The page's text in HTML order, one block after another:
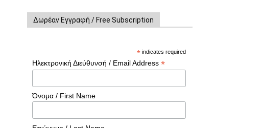
Δωρέαν Εγγραφή / Free Subscription
* indicates required
Ηλεκτρονική Διεύθυνσή / Email Address *
Όνομα / First Name